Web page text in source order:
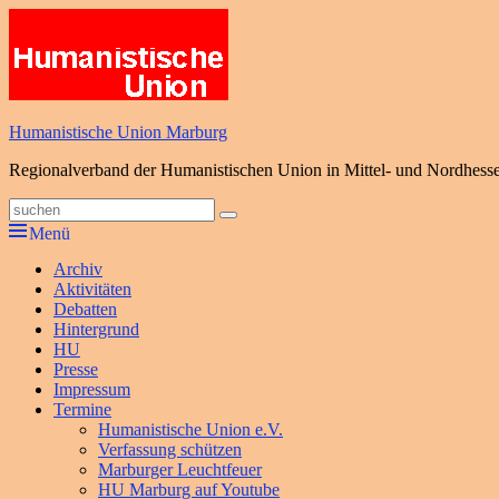
springen
Humanistische Union Marburg
Regionalverband der Humanistischen Union in Mittel- und
Suche
nach:
Suchen
Menü
Primäres
Menü
Archiv
Aktivitäten
Debatten
Hintergrund
HU
Presse
Impressum
Termine
Humanistische Union e.V.
Verfassung schützen
Marburger Leuchtfeuer
HU Marburg auf Youtube